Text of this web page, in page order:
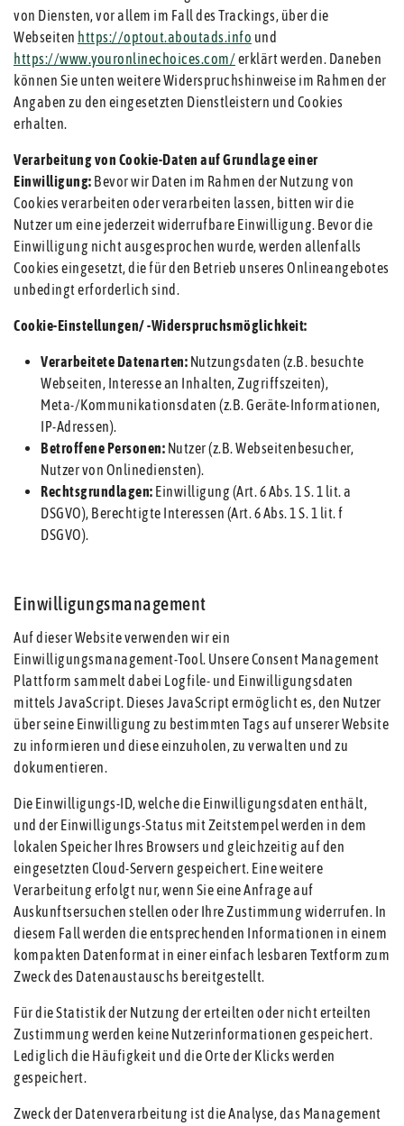
von Diensten, vor allem im Fall des Trackings, über die
Webseiten https://optout.aboutads.info und
https://www.youronlinechoices.com/erklärt werden. Daneben
können Sie unten weitere Widerspruchshinweise im Rahmen der
Angaben zu den eingesetzten Dienstleistern und Cookies
erhalten.
Verarbeitung von Cookie-Daten auf Grundlage einer
Einwilligung: Bevor wir Daten im Rahmen der Nutzung von
Cookies verarbeiten oder verarbeiten lassen, bitten wir die
Nutzer um eine jederzeit widerrufbare Einwilligung. Bevor die
Einwilligung nicht ausgesprochen wurde, werden allenfalls
Cookies eingesetzt, die für den Betrieb unseres Onlineangebotes
unbedingt erforderlich sind.
Cookie-Einstellungen/ -Widerspruchsmöglichkeit:
Verarbeitete Datenarten: Nutzungsdaten (z.B. besuchte
Webseiten, Interesse an Inhalten, Zugriffszeiten),
Meta-/Kommunikationsdaten (z.B. Geräte-Informationen,
IP-Adressen).
Betroffene Personen: Nutzer (z.B. Webseitenbesucher,
Nutzer von Onlinediensten).
Rechtsgrundlagen: Einwilligung (Art. 6 Abs. 1 S. 1 lit. a
DSGVO), Berechtigte Interessen (Art. 6 Abs. 1 S. 1 lit. f
DSGVO).
Einwilligungsmanagement
Auf dieser Website verwenden wir ein
Einwilligungsmanagement-Tool. Unsere Consent Management
Plattform sammelt dabei Logfile- und Einwilligungsdaten
mittels JavaScript. Dieses JavaScript ermöglicht es, den Nutzer
über seine Einwilligung zu bestimmten Tags auf unserer Website
zu informieren und diese einzuholen, zu verwalten und zu
dokumentieren.
Die Einwilligungs-ID, welche die Einwilligungsdaten enthält,
und der Einwilligungs-Status mit Zeitstempel werden in dem
lokalen Speicher Ihres Browsers und gleichzeitig auf den
eingesetzten Cloud-Servern gespeichert. Eine weitere
Verarbeitung erfolgt nur, wenn Sie eine Anfrage auf
Auskunftsersuchen stellen oder Ihre Zustimmung widerrufen. In
diesem Fall werden die entsprechenden Informationen in einem
kompakten Datenformat in einer einfach lesbaren Textform zum
Zweck des Datenaustauschs bereitgestellt.
Für die Statistik der Nutzung der erteilten oder nicht erteilten
Zustimmung werden keine Nutzerinformationen gespeichert.
Lediglich die Häufigkeit und die Orte der Klicks werden
gespeichert.
Zweck der Datenverarbeitung ist die Analyse, das Management